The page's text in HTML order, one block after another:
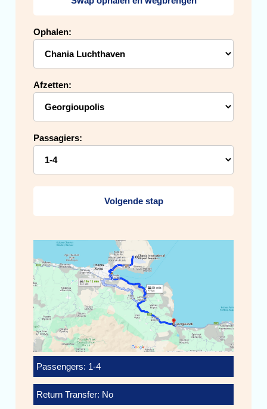
Ophalen:
Afzetten:
Passagiers:
Volgende stap
Passengers: 1-4
Return Transfer: No